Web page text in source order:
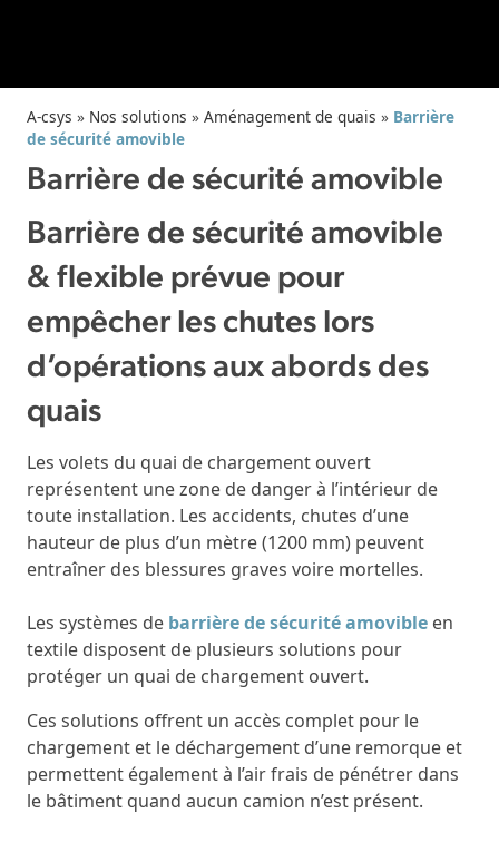
A-csys » Nos solutions » Aménagement de quais » Barrière
de sécurité amovible
Barrière de sécurité amovible
Barrière de sécurité amovible
& flexible prévue pour
empêcher les chutes lors
d’opérations aux abords des
quais
Les volets du quai de chargement ouvert
représentent une zone de danger à l’intérieur de
toute installation. Les accidents, chutes d’une
hauteur de plus d’un mètre (1200 mm) peuvent
entraîner des blessures graves voire mortelles.
Les systèmes de barrière de sécurité amovible en
textile disposent de plusieurs solutions pour
protéger un quai de chargement ouvert.
Ces solutions offrent un accès complet pour le
chargement et le déchargement d’une remorque et
permettent également à l’air frais de pénétrer dans
le bâtiment quand aucun camion n’est présent.